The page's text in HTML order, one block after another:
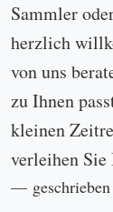
Sammler
herzlich
von uns
zu Ihnen
kleinen
verleihen Sie